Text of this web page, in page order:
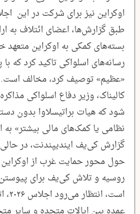
اوکراین نیز برای شرکت در این
طبق گزارش‌ها، اعضای ائتلاف به
بسته‌های کمکی به اوکراین
رسانه‌های اسلواکی تاکید کرد که با
«عظیم» توصیف کرد، مخالف است.
کالیناک، وزیر دفاع اسلواکی
شود که هیات براتیسلاوا بدون
نظامی یا کمک‌های مالی بیشتر»
حول محور حمایت غرب از
روسیه و تلاش کی‌یف برای پیوستن